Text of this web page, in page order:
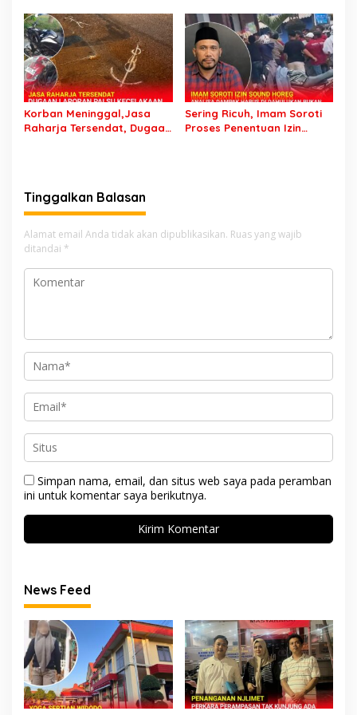
Keluarga Minta Segera
Ditangkap
Ternyata Keok Dengan
Laporan Seorang Sopir
Korban Meninggal,Jasa
Raharja Tersendat, Dugaan
Sering Ricuh, Imam Soroti
Proses Penentuan Izin
Tinggalkan Balasan
Alamat email Anda tidak akan dipublikasikan. Ruas yang wajib
ditandai *
Simpan nama, email, dan situs web saya pada peramban
ini untuk komentar saya berikutnya.
News Feed